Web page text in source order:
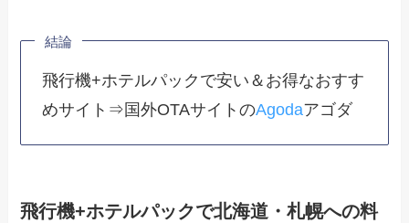
結論
飛行機+ホテルパックで安い＆お得なおすす
めサイト⇒国外OTAサイトのAgodaアゴダ
飛行機+ホテルパックで北海道・札幌への料